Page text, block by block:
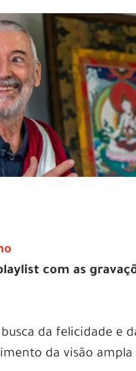
com as
da felicidade e
da visão ampla